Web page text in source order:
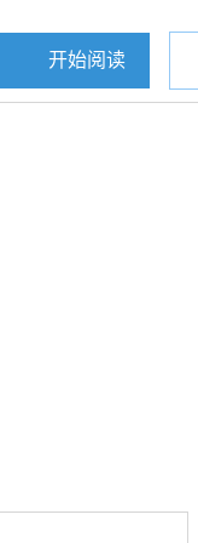
开始阅读